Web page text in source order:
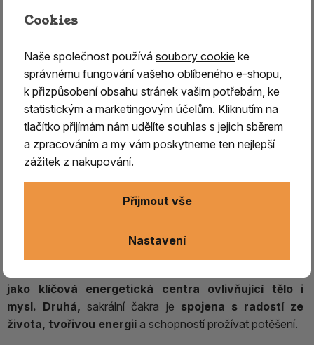
Vykuřovací směs SVADHISTHANA
– sakrální čakra (2. čakra)
Vykuřovací směs SVADHISTHANA – 2. sakrální čakra
- tvořivost, emoce
vykuřovadlo určené pro harmonizaci druhé, sakrální
emocí, tvořivosti a smyslnosti.
jako klíčová energetická centra ovlivňující tělo i
mysl. Druhá, sakrální čakra je spojena s radostí ze
života, tvořivou energií a schopností prožívat potěšení.
Cookies
Naše společnost používásoubory cookie ke
správnému fungování vašeho oblíbeného e-shopu,
k přizpůsobení obsahu stránek vašim potřebám, ke
statistickým a marketingovým účelům. Kliknutím na
tlačítko přijímám nám udělíte souhlas s jejich sběrem
a zpracováním a my vám poskytneme ten nejlepší
zážitek z nakupování.
Nastavení
Přijmout vše